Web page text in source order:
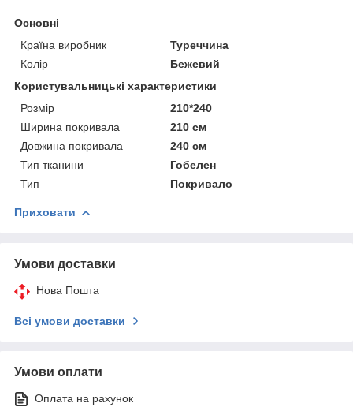
Основні
Країна виробник
Туреччина
Колір
Бежевий
Користувальницькі характеристики
Розмір
210*240
Ширина покривала
210 см
Довжина покривала
240 см
Тип тканини
Гобелен
Тип
Покривало
Приховати
Умови доставки
Нова Пошта
Всі умови доставки
Умови оплати
Оплата на рахунок